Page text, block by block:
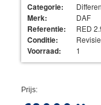
Categorie:
Merk: DAF
Referentie: RED
Conditie: Revisie
Voorraad: 1
Prijs: